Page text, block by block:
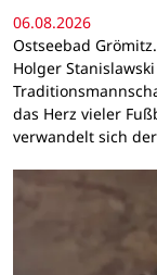
06.08.2026
Ostseebad
Holger
das Herz vieler
verwandelt sich